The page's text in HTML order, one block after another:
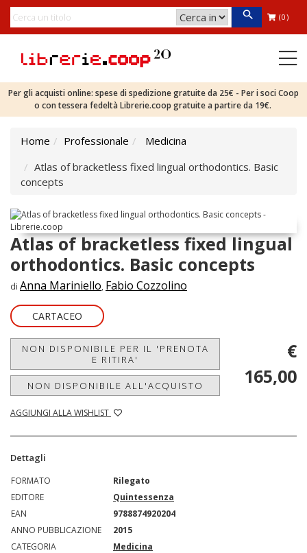
(0)
Per gli acquisti online: spese di spedizione gratuite da 25€ - Per i soci Coop
o con tessera fedeltà Librerie.coop gratuite a partire da 19€.
Home Professionale
Medicina
Atlas of bracketless fixed lingual orthodontics. Basic
concepts
Atlas of bracketless fixed lingual
orthodontics. Basic concepts
di Anna Mariniello, Fabio Cozzolino
CARTACEO
NON DISPONIBILE PER IL 'PRENOTA
E RITIRA'
NON DISPONIBILE ALL'ACQUISTO
AGGIUNGI ALLA WISHLIST
€
165,00
Dettagli
FORMATO
Rilegato
EDITORE
Quintessenza
EAN
9788874920204
ANNO PUBBLICAZIONE
2015
CATEGORIA
Medicina